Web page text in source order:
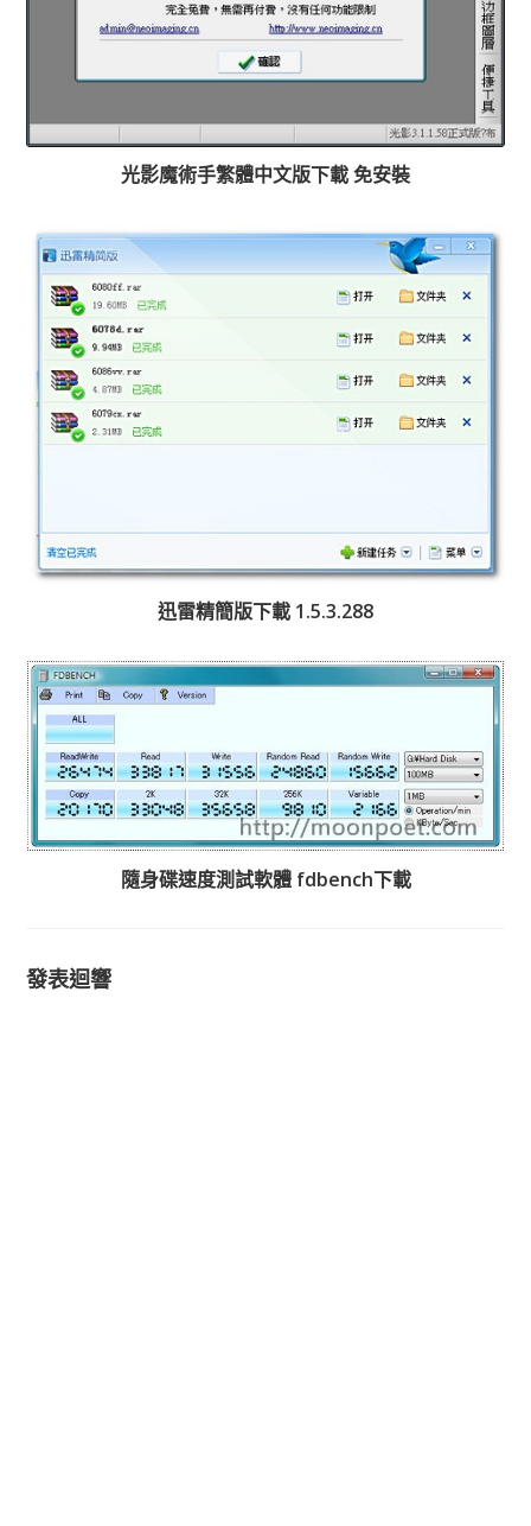
光影魔術手繁體中文版下載 免安裝
迅雷精簡版下載 1.5.3.288
隨身碟速度測試軟體 fdbench下載
發表迴響